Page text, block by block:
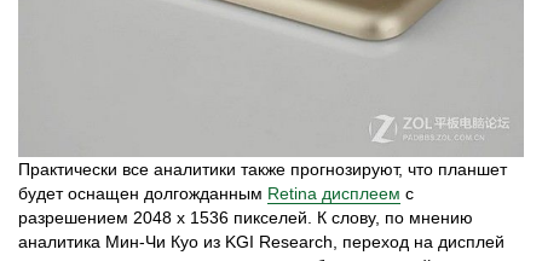
Практически все аналитики также прогнозируют, что планшет
будет оснащен долгожданным Retina дисплеем с
разрешением 2048 x 1536 пикселей. К слову, по мнению
аналитика Мин-Чи Куо из KGI Research, переход на дисплей